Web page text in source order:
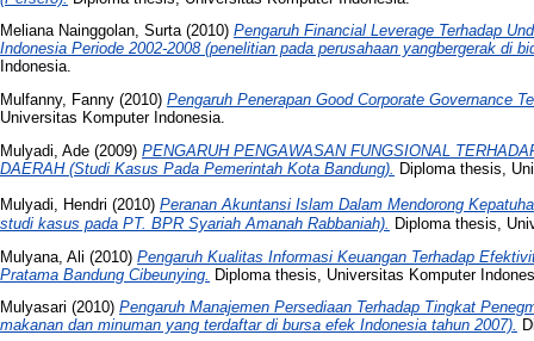
Meliana Nainggolan, Surta(2010) Pengaruh Financial Leverage Terhadap
Indonesia Periode 2002-2008 (penelitian pada perusahaan yangbergerak di
Indonesia.
Mulfanny, Fanny (2010) Pengaruh Penerapan Good Corporate Governance
Universitas Komputer Indonesia.
Mulyadi, Ade (2009) PENGARUH PENGAWASAN FUNGSIONAL
DAERAH (Studi Kasus Pada Pemerintah Kota Bandung). Diploma thesis,
Mulyadi, Hendri (2010) Peranan Akuntansi Islam Dalam Mendorong
studi kasus pada PT. BPR Syariah Amanah Rabbaniah).
Diploma thesis,
Mulyana, Ali (2010) Pengaruh Kualitas Informasi Keuangan Terhadap
Pratama Bandung Cibeunying. Diploma thesis, Universitas Komputer
Mulyasari (2010) Pengaruh Manajemen Persediaan Terhadap Tingkat
makanan dan minuman yang terdaftar di bursa efek Indonesia tahun 2007).